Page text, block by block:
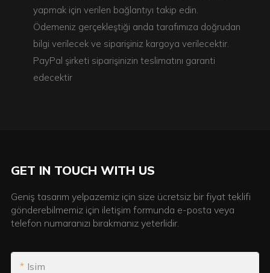
yapmak için verilen bağlantıyı takip edin.
Ödemeniz gerçekleştiği anda tarafımıza doğrudan
bilgi verilecek ve siparişiniz kargoya verilecektir.
PayPal şirketi siparişinizin teslimatını garanti
edecektir
GET IN TOUCH WITH US
Geniş tasarım yelpazemiz için size ücretsiz bir fiyat teklifi
gönderebilmemiz için iletişim formunda e-posta veya
telefon numaranızı bırakmanız yeterlidir.
Isim